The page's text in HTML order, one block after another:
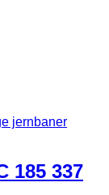
jernbaner
185 337